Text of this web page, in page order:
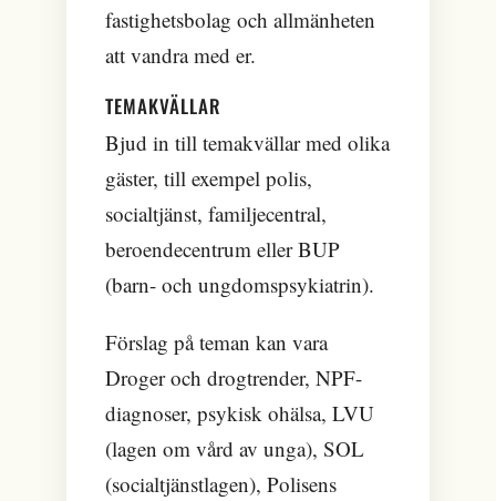
fastighetsbolag och allmänheten
att vandra med er.
TEMAKVÄLLAR
Bjud in till temakvällar med olika
gäster, till exempel polis,
socialtjänst, familjecentral,
beroendecentrum eller BUP
(barn- och ungdomspsykiatrin).
Förslag på teman kan vara
Droger och drogtrender, NPF-
diagnoser, psykisk ohälsa, LVU
(lagen om vård av unga), SOL
(socialtjänstlagen), Polisens